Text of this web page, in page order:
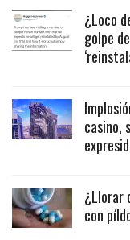
¿Loco
golpe
casino,
¿Llorar
con